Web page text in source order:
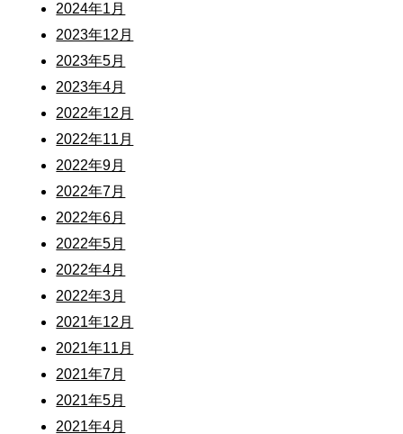
2024年1月
2023年12月
2023年5月
2023年4月
2022年12月
2022年11月
2022年9月
2022年7月
2022年6月
2022年5月
2022年4月
2022年3月
2021年12月
2021年11月
2021年7月
2021年5月
2021年4月